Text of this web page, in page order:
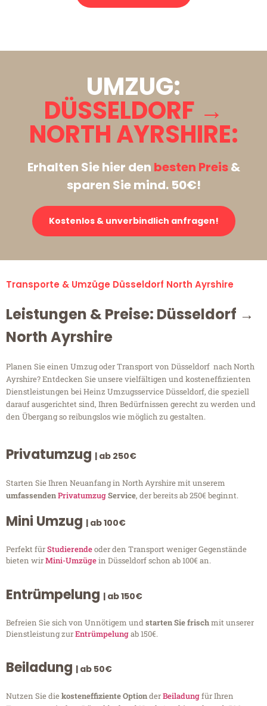
UMZUG:
DÜSSELDORF →
NORTH AYRSHIRE:
Erhalten Sie hier den besten Preis&
sparen Sie mind. 50€!
Kostenlos & unverbindlich anfragen!
Transporte & Umzüge Düsseldorf North Ayrshire
Leistungen & Preise: Düsseldorf →
North Ayrshire
Planen Sie einen Umzug oder Transport von Düsseldorf nach North
Ayrshire? Entdecken Sie unsere vielfältigen und kosteneffizienten
Dienstleistungen bei Heinz Umzugsservice Düsseldorf, die speziell
darauf ausgerichtet sind, Ihren Bedürfnissen gerecht zu werden und
den Übergang so reibungslos wie möglich zu gestalten.
Privatumzug | ab 250€
Starten Sie Ihren Neuanfang in North Ayrshire mit unserem
umfassendenPrivatumzugService, der bereits ab 250€ beginnt.
Mini Umzug | ab 100€
Perfekt fürStudierendeoder den Transport weniger Gegenstände
bieten wirMini-Umzügein Düsseldorf schon ab 100€ an.
Entrümpelung | ab 150€
Befreien Sie sich von Unnötigem undstarten Sie frischmit unserer
Dienstleistung zurEntrümpelungab 150€.
Beiladung | ab 50€
Nutzen Sie diekosteneffiziente OptionderBeiladungfür Ihren